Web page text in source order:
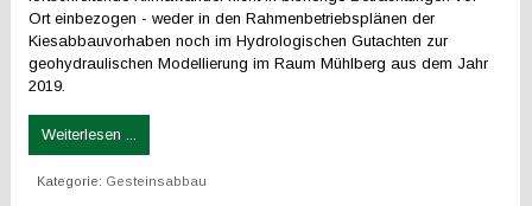
Ort einbezogen - weder in den Rahmenbetriebsplänen der
Kiesabbauvorhaben noch im Hydrologischen Gutachten zur
geohydraulischen Modellierung im Raum Mühlberg aus dem Jahr
2019.
Weiterlesen ...
Kategorie: Gesteinsabbau